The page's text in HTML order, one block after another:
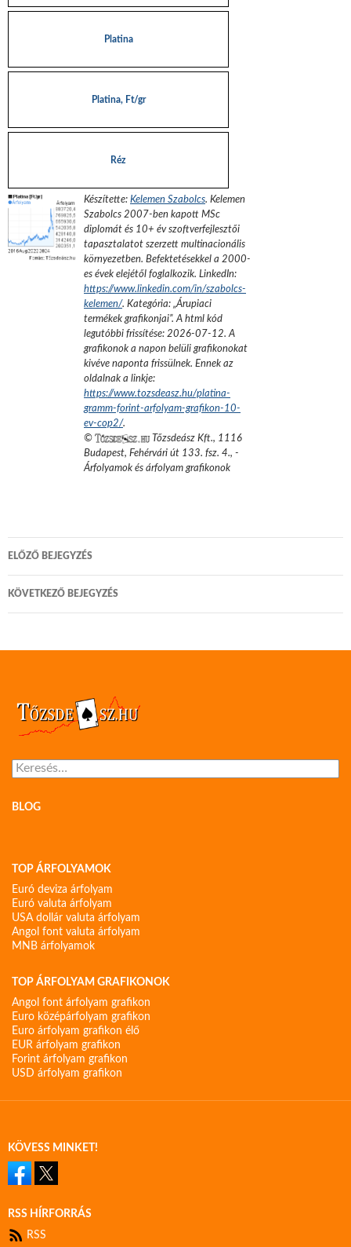
Platina
Platina, Ft/gr
Réz
Készítette: Kelemen Szabolcs. Kelemen
Szabolcs 2007-ben kapott MSc
diplomát és 10+ év szoftverfejlesztői
tapasztalatot szerzett multinacionális
környezetben. Befektetésekkel a 2000-
es évek elejétől foglalkozik. LinkedIn:
https://www.linkedin.com/in/szabolcs-
kelemen/. Kategória: „Árupiaci
termékek grafikonjai”.A html kód
legutóbbi frissítése: 2026-07-12. A
grafikonok a napon belüli grafikonokat
kivéve naponta frissülnek. Ennek az
oldalnak a linkje:
https://www.tozsdeasz.hu/platina-
gramm-forint-arfolyam-grafikon-10-
ev-cop2/.
©
Tőzsdeász Kft., 1116
Budapest, Fehérvári út 133. fsz. 4., -
Árfolyamok és árfolyam grafikonok
Bejegyzés
navigáció
ELŐZŐ BEJEGYZÉS
KÖVETKEZŐ BEJEGYZÉS
Keresés:
BLOG
TOP ÁRFOLYAMOK
Euró deviza árfolyam
Euró valuta árfolyam
USA dollár valuta árfolyam
Angol font valuta árfolyam
MNB árfolyamok
TOP ÁRFOLYAM GRAFIKONOK
Angol font árfolyam grafikon
Euro középárfolyam grafikon
Euro árfolyam grafikon élő
EUR árfolyam grafikon
Forint árfolyam grafikon
USD árfolyam grafikon
KÖVESS MINKET!
RSS HÍRFORRÁS
RSS